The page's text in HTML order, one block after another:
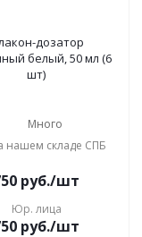
дозатор
белый, 50 мл (6
шт)
Много
нашем складе СПБ
руб./шт
Юр. лица
руб./шт